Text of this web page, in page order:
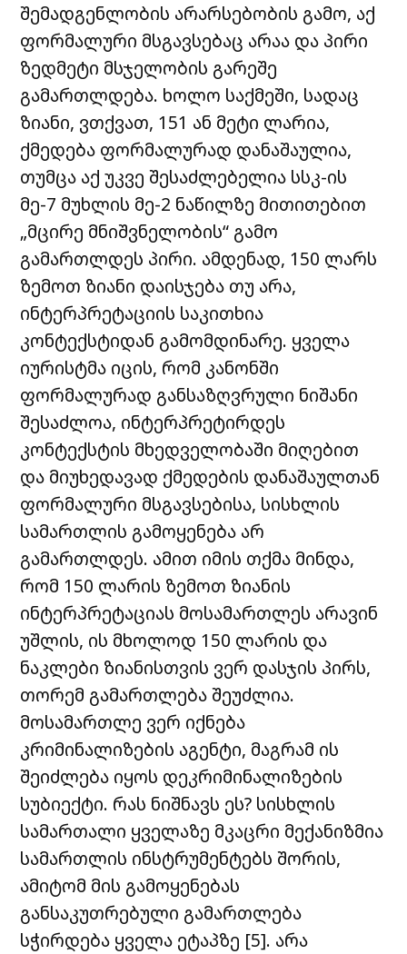
შემადგენლობის არარსებობის გამო, აქ
ფორმალური მსგავსებაც არაა და პირი
ზედმეტი მსჯელობის გარეშე
გამართლდება. ხოლო საქმეში, სადაც
ზიანი, ვთქვათ, 151 ან მეტი ლარია,
ქმედება ფორმალურად დანაშაულია,
თუმცა აქ უკვე შესაძლებელია სსკ-ის
მე-7 მუხლის მე-2 ნაწილზე მითითებით
„მცირე მნიშვნელობის“ გამო
გამართლდეს პირი. ამდენად, 150 ლარს
ზემოთ ზიანი დაისჯება თუ არა,
ინტერპრეტაციის საკითხია
კონტექსტიდან გამომდინარე. ყველა
იურისტმა იცის, რომ კანონში
ფორმალურად განსაზღვრული ნიშანი
შესაძლოა, ინტერპრეტირდეს
კონტექსტის მხედველობაში მიღებით
და მიუხედავად ქმედების დანაშაულთან
ფორმალური მსგავსებისა, სისხლის
სამართლის გამოყენება არ
გამართლდეს. ამით იმის თქმა მინდა,
რომ 150 ლარის ზემოთ ზიანის
ინტერპრეტაციას მოსამართლეს არავინ
უშლის, ის მხოლოდ 150 ლარის და
ნაკლები ზიანისთვის ვერ დასჯის პირს,
თორემ გამართლება შეუძლია.
მოსამართლე ვერ იქნება
კრიმინალიზების აგენტი, მაგრამ ის
შეიძლება იყოს დეკრიმინალიზების
სუბიექტი. რას ნიშნავს ეს? სისხლის
სამართალი ყველაზე მკაცრი მექანიზმია
სამართლის ინსტრუმენტებს შორის,
ამიტომ მის გამოყენებას
განსაკუთრებული გამართლება
სჭირდება ყველა ეტაპზე [5]. არა